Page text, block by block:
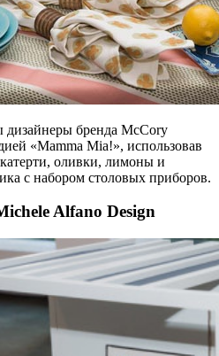
дизайнеры бренда McCory
«Mamma Mia!», использовав
оливки, лимоны и
с набором столовых приборов.
Alfano Design